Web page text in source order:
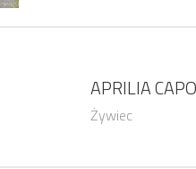
APRILIA
Żywiec